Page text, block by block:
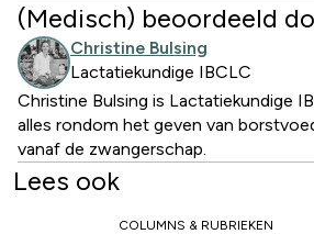
(Medisch) beoordeeld
Christine Bulsing
Lactatiekundige IBCLC
Christine Bulsing is Lactatiekundige
alles rondom het geven van
vanaf de zwangerschap.
Lees ook
COLUMNS & RUBRIEKEN